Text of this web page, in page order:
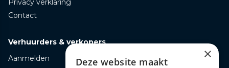
Privacy verklaring
Contact
Verhuurders & verkopers
Aanmelden
×
Deze website maakt